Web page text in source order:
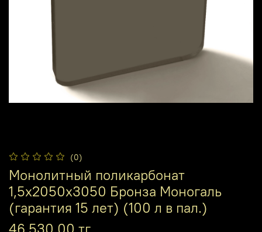
(0)
Монолитный поликарбонат
1,5х2050х3050 Бронза Моногаль
(гарантия 15 лет) (100 л в пал.)